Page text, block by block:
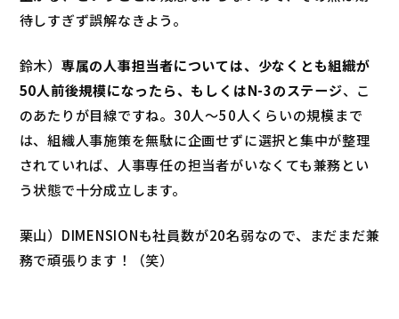
待しすぎず誤解なきよう。
鈴木） 専属の人事担当者については、少なくとも組織が
50人前後規模になったら、もしくはN-3のステージ、こ
のあたりが目線ですね。30人～50人くらいの規模まで
は、組織人事施策を無駄に企画せずに選択と集中が整理
されていれば、人事専任の担当者がいなくても兼務とい
う状態で十分成立します。
栗山）DIMENSIONも社員数が20名弱なので、まだまだ兼
務で頑張ります！（笑）